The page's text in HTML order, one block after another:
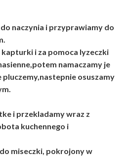
naczynia i przyprawiamy do
i za pomoca lyzeczki
namaczamy je
osuszamy
i przekladamy wraz z
kuchennego i
miseczki, pokrojony w